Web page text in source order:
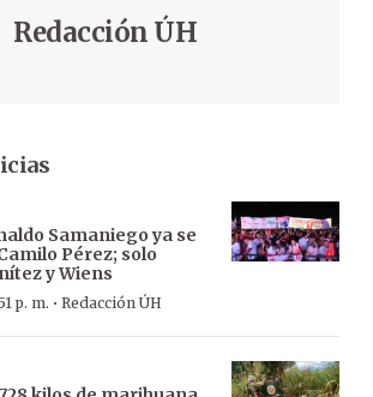
Redacción ÚH
Samaniego ya se
Pérez; solo
y Wiens
p. m. · Redacción ÚH